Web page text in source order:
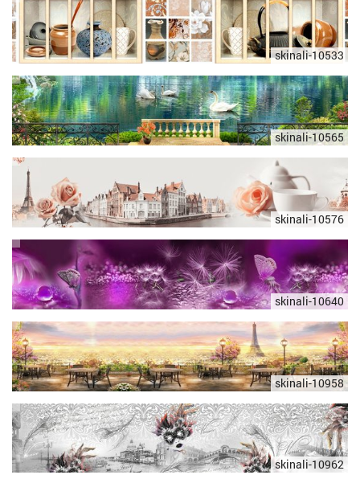
skinali-10533
skinali-10565
skinali-10576
skinali-10640
skinali-10958
skinali-10962